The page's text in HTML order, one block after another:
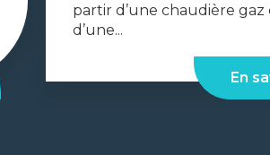
partir d’une chaudière
d’une...
En